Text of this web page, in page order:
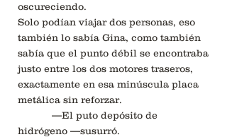
oscureciendo.
Solo podían viajar dos personas, eso
también lo sabía Gina, como también
sabía que el punto débil se encontraba
justo entre los dos motores traseros,
exactamente en esa minúscula placa
metálica sin reforzar.
—El puto depósito de
hidrógeno —susurró.